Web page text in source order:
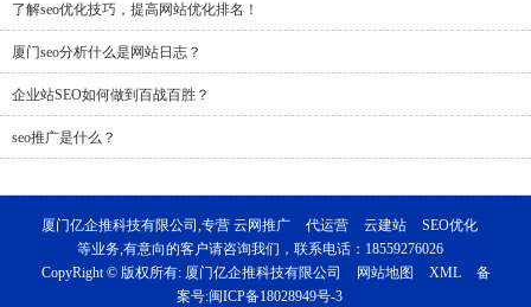
了解seo优化技巧，提高网站优化排名！
厦门seo分析什么是网站日志？
企业站SEO如何做到百战百胜？
seo推广是什么？
厦门亿企推科技有限公司,专营 云网推广 代运营 云建站
SEO优化
等业务,有意向的客户请咨询我们，联系电话： 18559276026
CopyRight © 版权所有: 厦门亿企推科技有限公司 网站地图 XML
备
案号:闽ICP备18028949号-3